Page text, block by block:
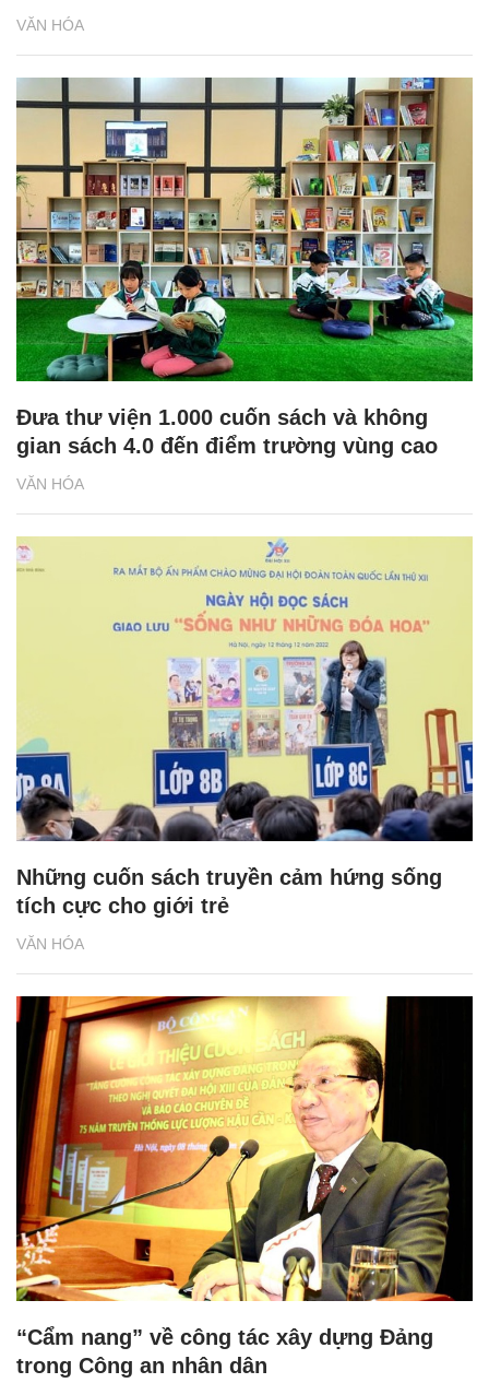
VĂN HÓA
VĂN HÓA
Đưa thư viện 1.000 cuốn sách và không
gian sách 4.0 đến điểm trường vùng cao
VĂN HÓA
Những cuốn sách truyền cảm hứng sống
tích cực cho giới trẻ
“Cẩm nang” về công tác xây dựng Đảng
trong Công an nhân dân